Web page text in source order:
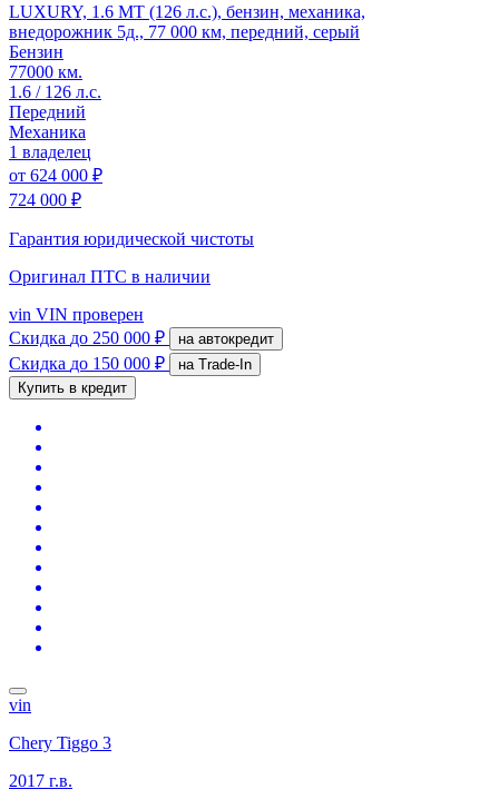
LUXURY, 1.6 MT (126 л.с.), бензин, механика,
внедорожник 5д., 77 000 км, передний, серый
Бензин
77000 км.
1.6 / 126 л.с.
Передний
Механика
1 владелец
от 624 000 ₽
724 000 ₽
Гарантия юридической чистоты
Оригинал ПТС в наличии
vin VIN проверен
Скидка до 250 000 ₽ на автокредит
Скидка до 150 000 ₽
на Trade-In
Купить в кредит
vin
Chery Tiggo 3
2017 г.в.